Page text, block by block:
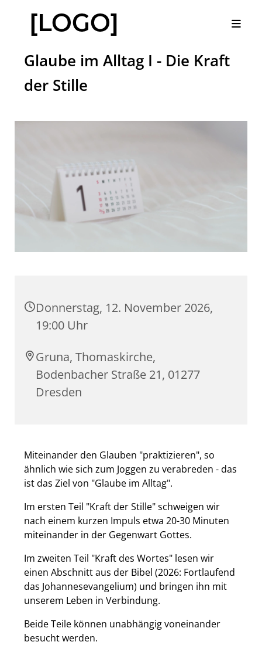
Glaube im Alltag I - Die Kraft
der Stille
Donnerstag, 12. November 2026,
19:00 Uhr
Gruna, Thomaskirche,
Bodenbacher Straße 21, 01277
Dresden
Miteinander den Glauben "praktizieren", so
ähnlich wie sich zum Joggen zu verabreden - das
ist das Ziel von "Glaube im Alltag".
Im ersten Teil "Kraft der Stille" schweigen wir
nach einem kurzen Impuls etwa 20-30 Minuten
miteinander in der Gegenwart Gottes.
Im zweiten Teil "Kraft des Wortes" lesen wir
einen Abschnitt aus der Bibel (2026: Fortlaufend
das Johannesevangelium) und bringen ihn mit
unserem Leben in Verbindung.
Beide Teile können unabhängig voneinander
besucht werden.